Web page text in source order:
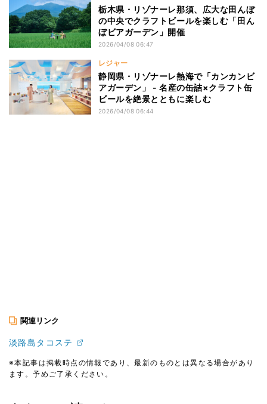
栃木県・リゾナーレ那須、広大な田んぼ
の中央でクラフトビールを楽しむ「田ん
ぼビアガーデン」開催
2026/04/08 06:47
レジャー
静岡県・リゾナーレ熱海で「カンカンビ
アガーデン」 - 名産の缶詰×クラフト缶
ビールを絶景とともに楽しむ
2026/04/08 06:44
関連リンク
淡路島タコステ
※本記事は掲載時点の情報であり、最新のものとは異なる場合があり
ます。予めご了承ください。